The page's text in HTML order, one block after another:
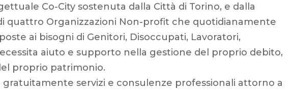
Co-City sostenuta dalla Città di Torino, e dalla
quattro Organizzazioni Non-profit che quotidianamente
ai bisogni di Genitori, Disoccupati, Lavoratori,
aiuto e supporto nella gestione del proprio debito,
proprio patrimonio.
servizi e consulenze professionali attorno a